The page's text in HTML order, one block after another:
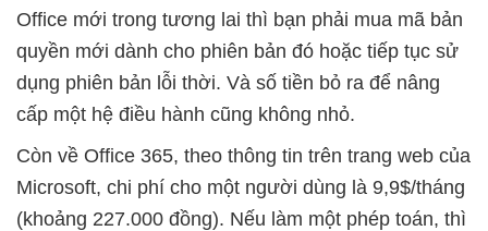
Office mới trong tương lai thì bạn phải mua mã bản
quyền mới dành cho phiên bản đó hoặc tiếp tục sử
dụng phiên bản lỗi thời. Và số tiền bỏ ra để nâng
cấp một hệ điều hành cũng không nhỏ.
Còn về Office 365, theo thông tin trên trang web của
Microsoft, chi phí cho một người dùng là 9,9$/tháng
(khoảng 227.000 đồng). Nếu làm một phép toán, thì